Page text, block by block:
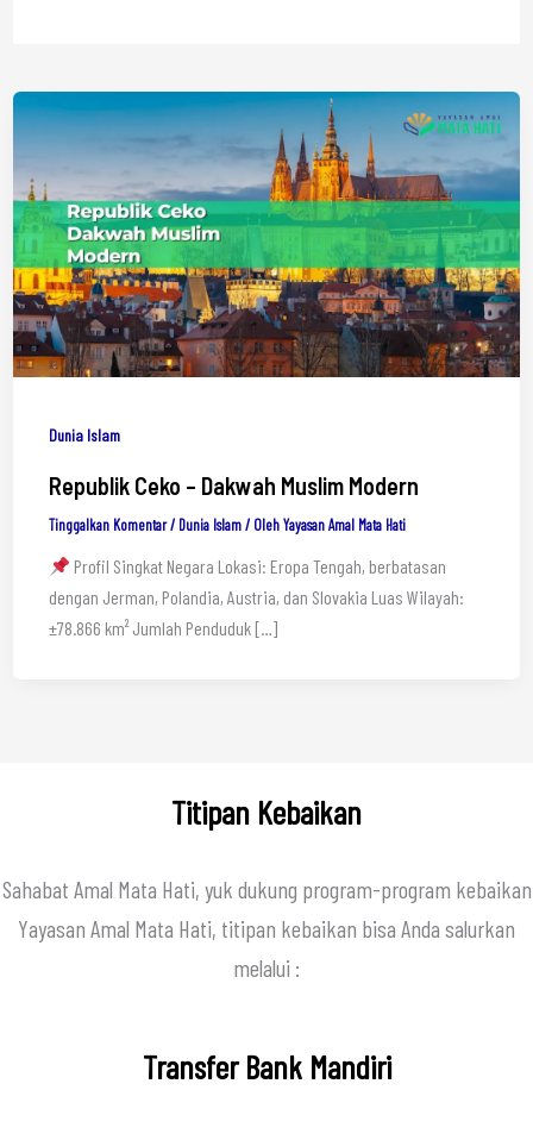
Dunia Islam
Republik Ceko – Dakwah Muslim Modern
Tinggalkan Komentar / Dunia Islam/ OlehYayasan Amal Mata Hati
Profil Singkat Negara Lokasi: Eropa Tengah, berbatasan
dengan Jerman, Polandia, Austria, dan Slovakia Luas Wilayah:
±78.866 km² Jumlah Penduduk […]
Titipan Kebaikan
Sahabat Amal Mata Hati, yuk dukung program-program kebaikan
Yayasan Amal Mata Hati, titipan kebaikan bisa Anda salurkan
melalui :
Transfer Bank Mandiri